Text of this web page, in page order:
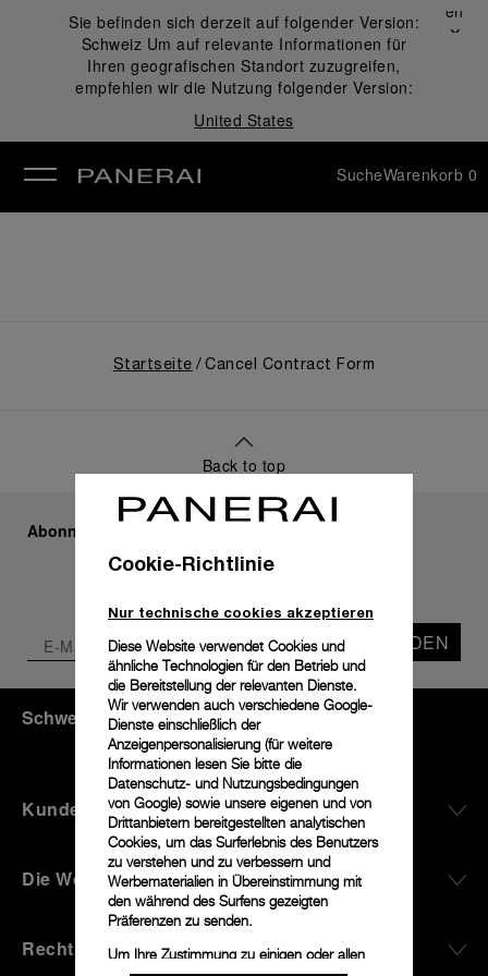
Sie befinden sich derzeit auf folgender Version:
Schweiz Um auf relevante Informationen für
Ihren geografischen Standort zuzugreifen,
empfehlen wir die Nutzung folgender Version:
United States
Schließen
✕
SucheWarenkorb 0
Startseite Cancel Contract Form
Back to top
Abonnieren Sie unseren Newsletter
SENDEN
Schweiz CHF CHF)- DE
Kundenservice
Die Welt Von Panerai
Rechtliches
Cookie-Richtlinie
Nur technische cookies akzeptieren
Diese Website verwendet Cookies und
ähnliche Technologien für den Betrieb und
die Bereitstellung der relevanten Dienste.
Wir verwenden auch verschiedene Google-
Dienste einschließlich der
Anzeigenpersonalisierung (für weitere
Informationen lesen Sie bitte die
Datenschutz- und Nutzungsbedingungen
von Google) sowie unsere eigenen und von
Drittanbietern bereitgestellten analytischen
Cookies, um das Surferlebnis des Benutzers
zu verstehen und zu verbessern und
Werbematerialien in Übereinstimmung mit
den während des Surfens gezeigten
Präferenzen zu senden.
Um Ihre Zustimmung zu einigen oder allen